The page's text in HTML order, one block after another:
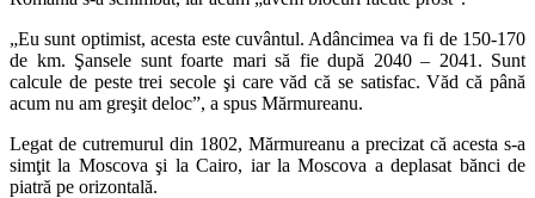
„Eu sunt optimist, acesta este cuvântul. Adâncimea va fi de 150-170
de km. Şansele sunt foarte mari să fie după 2040 – 2041. Sunt
calcule de peste trei secole şi care văd că se satisfac. Văd că până
acum nu am greşit deloc”, a spus Mărmureanu.
Legat de cutremurul din 1802, Mărmureanu a precizat că acesta s-a
simţit la Moscova şi la Cairo, iar la Moscova a deplasat bănci de
piatră pe orizontală.